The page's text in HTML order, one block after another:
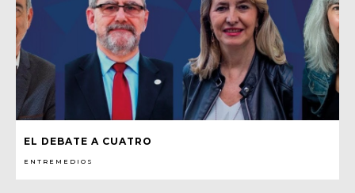
EL DEBATE A CUATRO
ENTREMEDIOS